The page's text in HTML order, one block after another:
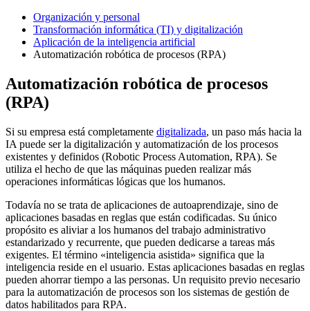
Organización y personal
Transformación informática (TI) y digitalización
Aplicación de la inteligencia artificial
Automatización robótica de procesos (RPA)
Automatización robótica de procesos
(RPA)
Si su empresa está completamente digitalizada, un paso más hacia la
IA puede ser la digitalización y automatización de los procesos
existentes y definidos (Robotic Process Automation, RPA). Se
utiliza el hecho de que las máquinas pueden realizar más
operaciones informáticas lógicas que los humanos.
Todavía no se trata de aplicaciones de autoaprendizaje, sino de
aplicaciones basadas en reglas que están codificadas. Su único
propósito es aliviar a los humanos del trabajo administrativo
estandarizado y recurrente, que pueden dedicarse a tareas más
exigentes. El término «inteligencia asistida» significa que la
inteligencia reside en el usuario. Estas aplicaciones basadas en reglas
pueden ahorrar tiempo a las personas. Un requisito previo necesario
para la automatización de procesos son los sistemas de gestión de
datos habilitados para RPA.